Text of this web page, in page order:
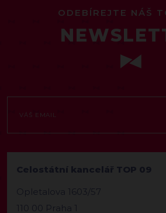
ODEBÍREJTE NÁŠ
Celostátní kancelář TOP 09
Opletalova 1603/57
110 00 Praha 1